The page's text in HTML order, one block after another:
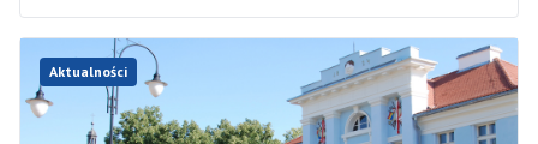
Aktualności